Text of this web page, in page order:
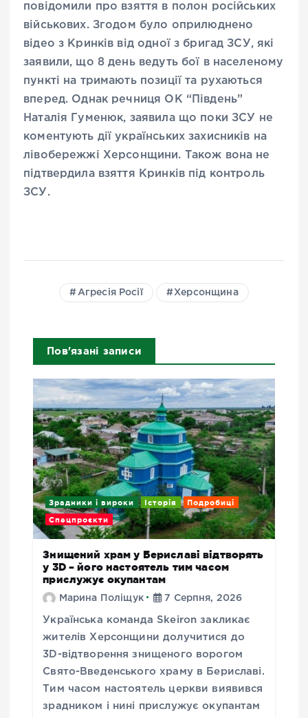
повідомили про взяття в полон російських
військових. Згодом було оприлюднено
відео з Кринків від одної з бригад ЗСУ, які
заявили, що 8 день ведуть бої в населеному
пункті на тримають позиції та рухаються
вперед. Однак речниця ОК “Південь”
Наталія Гуменюк, заявила що поки ЗСУ не
коментують дії українських захисників на
лівобережжі Херсонщини. Також вона не
підтвердила взяття Кринків під контроль
ЗСУ.
Агресія Росії Херсонщина
Пов'язані записи
Зрадники і вироки Історія Подробиці
Спецпроєкти
Знищений храм у Бериславі відтворять
у 3D – його настоятель тим часом
прислужує окупантам
Марина Поліщук 7 Серпня, 2026
Українська команда Skeiron закликає
жителів Херсонщини долучитися до
3D-відтворення знищеного ворогом
Свято-Введенського храму в Бериславі.
Тим часом настоятель церкви виявився
зрадником і нині прислужує окупантам